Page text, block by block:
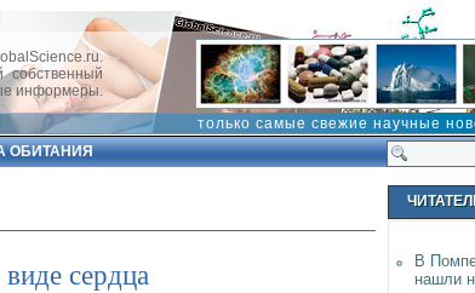
собственный
информеры.
только самые свежие научные
ОБИТАНИЯ
сердца
В
нашли